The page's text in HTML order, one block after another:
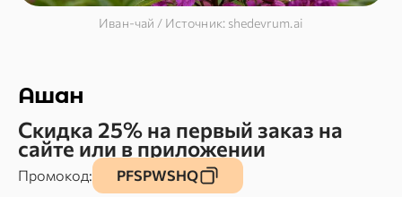
Иван-чай / Источник: shedevrum.ai
Ашан
Скидка 25% на первый заказ на
сайте или в приложении
Промокод: PFSPWSHQ